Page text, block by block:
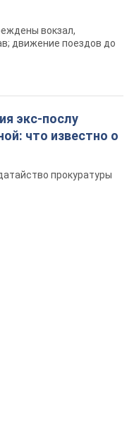
вокзал,
движение поездов до
экс-послу
что известно о
прокуратуры